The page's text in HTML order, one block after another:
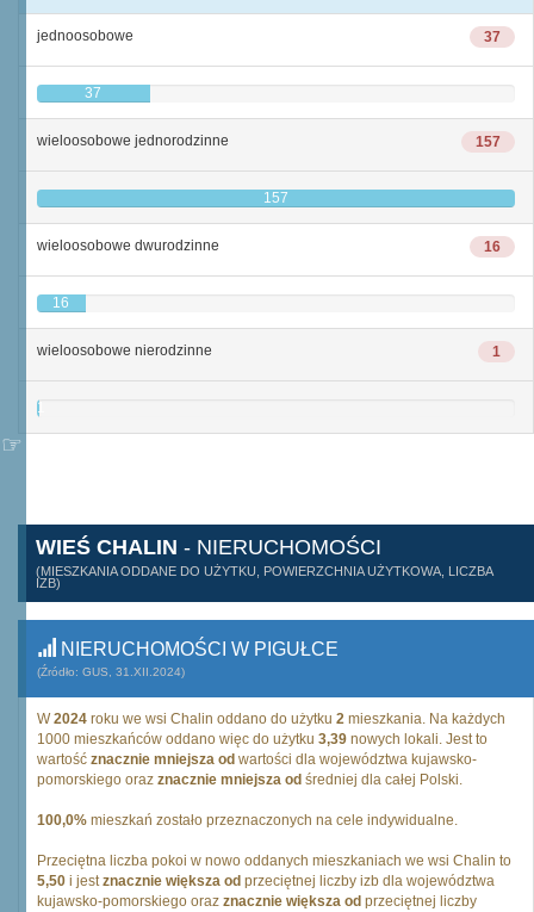
37
jednoosobowe
37
157
wieloosobowe jednorodzinne
157
16
wieloosobowe dwurodzinne
16
1
wieloosobowe nierodzinne
1
WIEŚ CHALIN - NIERUCHOMOŚCI
(MIESZKANIA ODDANE DO UŻYTKU, POWIERZCHNIA UŻYTKOWA, LICZBA
IZB)
NIERUCHOMOŚCI W PIGUŁCE
(Źródło: GUS, 31.XII.2024)
W2024 roku we wsi Chalin oddano do użytku 2 mieszkania. Na każdych
1000 mieszkańców oddano więc do użytku 3,39 nowych lokali. Jest to
wartość znacznie mniejsza od wartości dla województwa kujawsko-
pomorskiego oraz znacznie mniejsza od średniej dla całej Polski.
100,0% mieszkań zostało przeznaczonych na cele indywidualne.
Przeciętna liczba pokoi w nowo oddanych mieszkaniach we wsi Chalin to
5,50 i jestznacznie większa od przeciętnej liczby izb dla województwa
kujawsko-pomorskiego oraz znacznie większa od przeciętnej liczby